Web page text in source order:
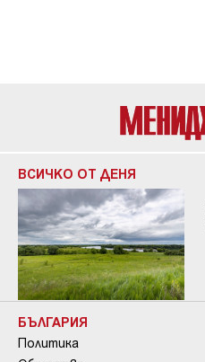
ВСИЧКО ОТ ДЕНЯ
БЪЛГАРИЯ
Политика